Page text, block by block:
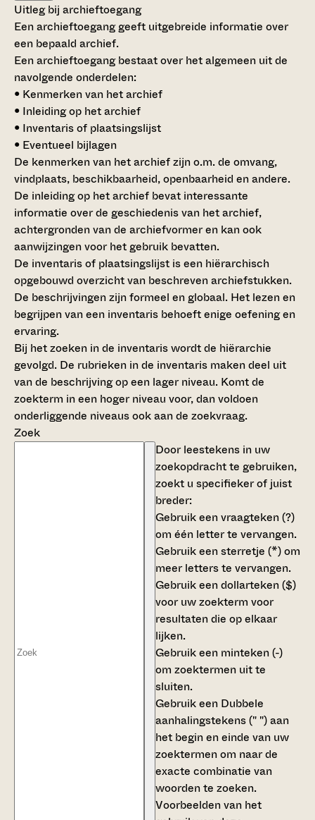
Uitleg bij archieftoegang
Een archieftoegang geeft uitgebreide informatie over
een bepaald archief.
Een archieftoegang bestaat over het algemeen uit de
navolgende onderdelen:
• Kenmerken van het archief
• Inleiding op het archief
• Inventaris of plaatsingslijst
• Eventueel bijlagen
De kenmerken van het archief zijn o.m. de omvang,
vindplaats, beschikbaarheid, openbaarheid en andere.
De inleiding op het archief bevat interessante
informatie over de geschiedenis van het archief,
achtergronden van de archiefvormer en kan ook
aanwijzingen voor het gebruik bevatten.
De inventaris of plaatsingslijst is een hiërarchisch
opgebouwd overzicht van beschreven archiefstukken.
De beschrijvingen zijn formeel en globaal. Het lezen en
begrijpen van een inventaris behoeft enige oefening en
ervaring.
Bij het zoeken in de inventaris wordt de hiërarchie
gevolgd. De rubrieken in de inventaris maken deel uit
van de beschrijving op een lager niveau. Komt de
zoekterm in een hoger niveau voor, dan voldoen
onderliggende niveaus ook aan de zoekvraag.
Zoek
Door leestekens in uw
zoekopdracht te gebruiken,
zoekt u specifieker of juist
breder:
Gebruik eenvraagteken (?)
om één letter te vervangen.
Gebruik eensterretje (*)om
meer letters te vervangen.
Gebruik eendollarteken ($)
voor uw zoekterm voor
resultaten die op elkaar
lijken.
Gebruik een minteken (-)
om zoektermen uit te
sluiten.
Gebruik een Dubbele
aanhalingstekens (" ")aan
het begin en einde van uw
zoektermen om naar de
exacte combinatie van
woorden te zoeken.
Voorbeelden van het